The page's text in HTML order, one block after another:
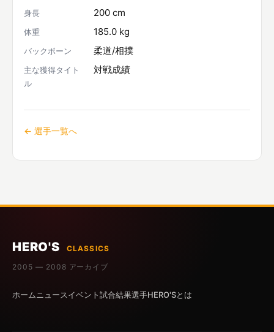
身長 200 cm
体重 185.0 kg
バックボーン 柔道/相撲
主な獲得タイト
ル
対戦成績
← 選手一覧へ
HERO'S
CLASSICS
2005 — 2008 アーカイブ
ホームニュースイベント試合結果選手HERO'Sとは